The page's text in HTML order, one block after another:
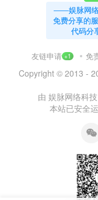
——娱脉网络
免费分享的
代码分
友链申请 +1 免
Copyright © 2013 -
由 娱脉网络科技
本站已安全